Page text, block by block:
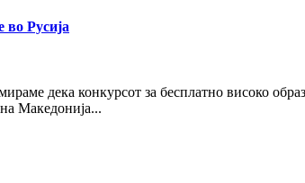
во Русија
дека конкурсот за бесплатно високо
Македонија...